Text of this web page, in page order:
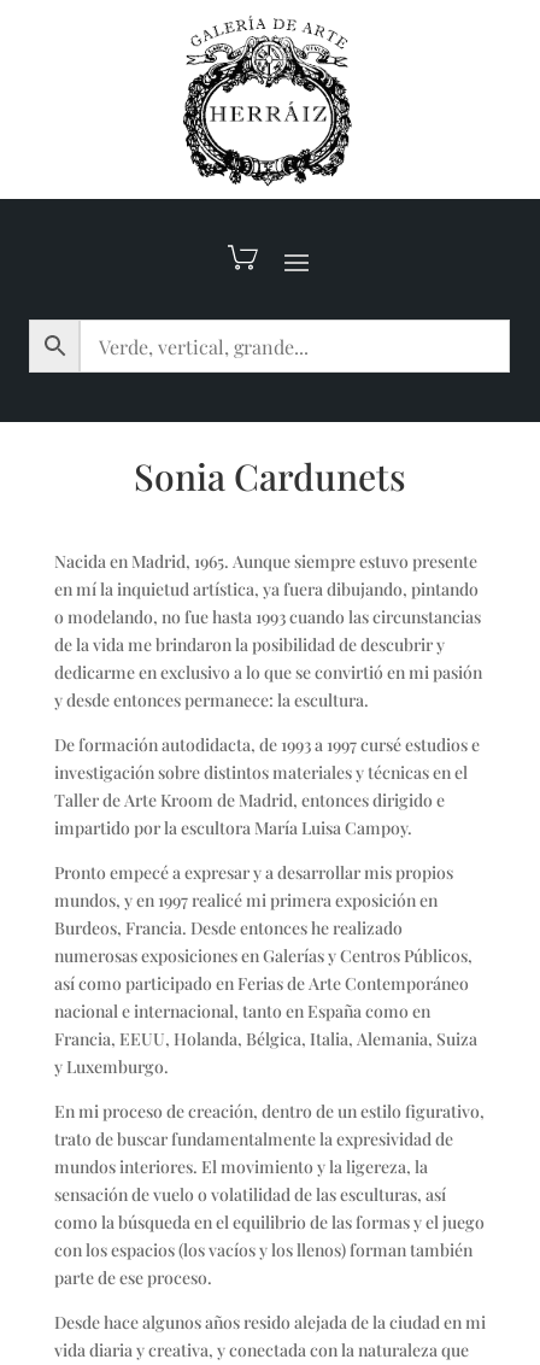
Sonia Cardunets
Nacida en Madrid, 1965. Aunque siempre estuvo presente
en mí la inquietud artística, ya fuera dibujando, pintando
o modelando, no fue hasta 1993 cuando las circunstancias
de la vida me brindaron la posibilidad de descubrir y
dedicarme en exclusivo a lo que se convirtió en mi pasión
y desde entonces permanece: la escultura.
De formación autodidacta, de 1993 a 1997 cursé estudios e
investigación sobre distintos materiales y técnicas en el
Taller de Arte Kroom de Madrid, entonces dirigido e
impartido por la escultora María Luisa Campoy.
Pronto empecé a expresar y a desarrollar mis propios
mundos, y en 1997 realicé mi primera exposición en
Burdeos, Francia. Desde entonces he realizado
numerosas exposiciones en Galerías y Centros Públicos,
así como participado en Ferias de Arte Contemporáneo
nacional e internacional, tanto en España como en
Francia, EEUU, Holanda, Bélgica, Italia, Alemania, Suiza
y Luxemburgo.
En mi proceso de creación, dentro de un estilo figurativo,
trato de buscar fundamentalmente la expresividad de
mundos interiores. El movimiento y la ligereza, la
sensación de vuelo o volatilidad de las esculturas, así
como la búsqueda en el equilibrio de las formas y el juego
con los espacios (los vacíos y los llenos) forman también
parte de ese proceso.
Desde hace algunos años resido alejada de la ciudad en mi
vida diaria y creativa, y conectada con la naturaleza que